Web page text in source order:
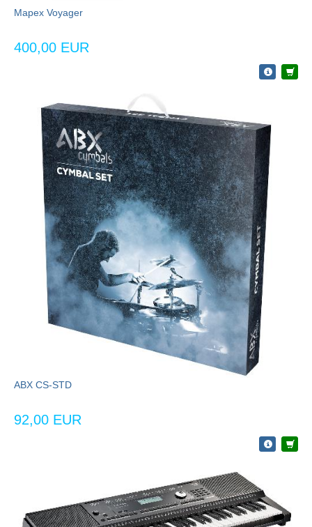
Mapex Voyager
400,00 EUR
ABX CS-STD
92,00 EUR